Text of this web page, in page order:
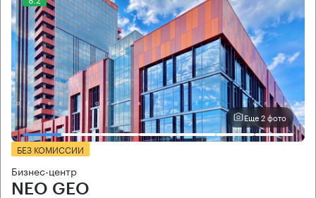
Еще 2 фото
БЕЗ КОМИССИИ
Бизнес-центр
NEO GEO